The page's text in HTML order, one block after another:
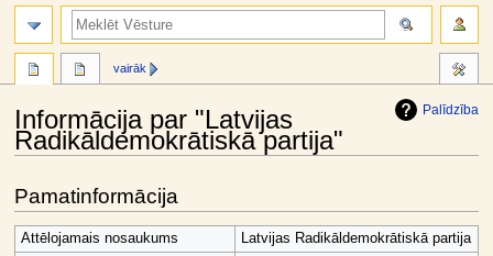
Palīdzība
Informācija par "Latvijas
Radikāldemokrātiskā partija"
to
navigation
to
search
Pamatinformācija
Attēlojamais nosaukums
Latvijas Radikāldemokrātiskā partija
vairāk
meklēt